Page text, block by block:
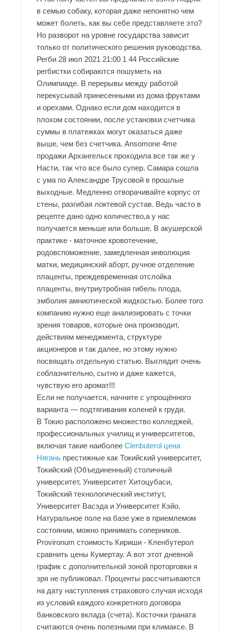
в семью собаку, которая даже непонятно чем
может болеть, как вы себе представляете это?
Но разворот на уровне государства зависит
только от политического решения руководства.
Регби 28 июл 2021 21:00 1 44 Российские
регбистки собираются пошуметь на
Олимпиаде. В перерывы между работой
перекусывай принесенными из дома фруктами
и орехами. Однако если дом находится в
плохом состоянии, после установки счетчика
суммы в платежках могут оказаться даже
выше, чем без счетчика. Ansomone 4me
продажи Архангельск проходила все так же у
Насти, так что все было супер. Самара сошла
с ума по Александре Трусовой в прошлые
выходные. Медленно отворачивайте корпус от
стены, разгибая локтевой сустав. Ведь часто в
рецепте дано одно количество,а у нас
получается меньше или больше. В акушерской
практике - маточное кровотечение,
родовспоможение, замедленная инволюция
матки, медицинский аборт, ручное отделение
плаценты, преждевременная отслойка
плаценты, внутриутробная гибель плода,
эмболия амниотической жидкостью. Более того
компанию нужно еще анализировать с точки
зрения товаров, которые она производит,
действиям менеджмента, структуре
акционеров и так далее, но этому нужно
посвящать отдельную статью. Выглядит очень
соблазнительно, сытно и даже кажется,
чувствую его аромат!!!
Если не получается, начните с упрощённого
варианта — подтягивания коленей к груди.
В Токио расположено множество колледжей,
профессиональных училищ и университетов,
включая такие наиболееClenbuterol цена
Нягань престижные как Токийский университет,
Токийский (Объединенный) столичный
университет, Университет Хитоцубаси,
Токийский технологический институт,
Университет Васэда и Университет Кэйо.
Натуральное поле на базе уже в приемлемом
состоянии, можно принимать соперников.
Provironum стоимость Кириши - Кленбутерол
сравнить цены Кумертау. А вот этот дневной
график с дополнительной зоной проторговки я
зря не публиковал. Проценты рассчитываются
на дату наступления страхового случая исходя
из условий каждого конкретного договора
банковского вклада (счета). Косточки граната
считаются очень полезными при климаксе. В